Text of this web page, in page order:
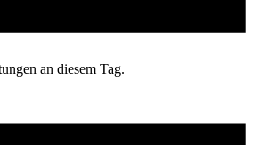
an diesem Tag.